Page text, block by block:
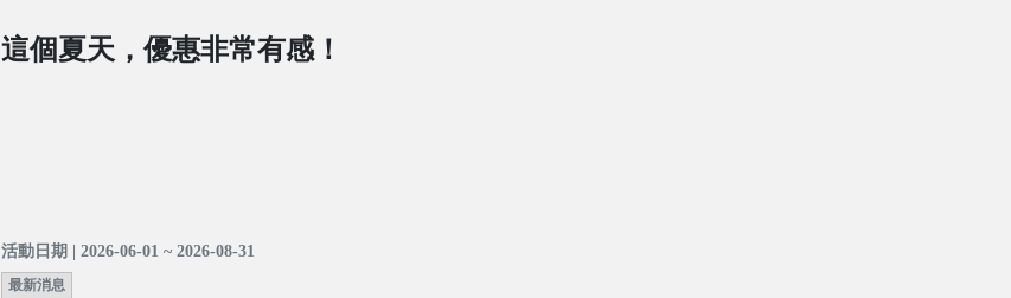
這個夏天，優惠非常有感！
活動日期 | 2026-06-01 ~ 2026-08-31
最新消息